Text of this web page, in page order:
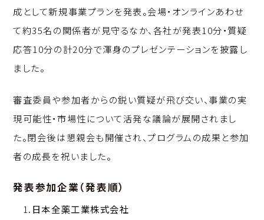
成として新規事業プランを発表。会場・オンラインあわせ
て約35名の関係者が見守るなか、各社が発表10分・質疑
応答10分の計20分で渾身のプレゼンテーションを披露し
ました。
審査委員や参加者からの鋭い質疑が飛び交い、事業の実
現可能性・市場性について活発な議論が展開されまし
た。閉会後は懇親会も開催され、プログラムの成果と参加
者の成長を祝いました。
発表参加企業（発表順）
1. 日本全薬工業株式会社